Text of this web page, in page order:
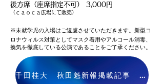
後方席（座席指定不可） 3,000円
（ｃａｏｃａ広場にて販売）
※未就学児の入場はご遠慮させていただきます。新型コ
ロナウィルス対策としてマスク着用やアルコール消毒、
換気を徹底している公演であることをご了承ください。
千田桂大 秋田魁新報掲載記事 2021/03/22